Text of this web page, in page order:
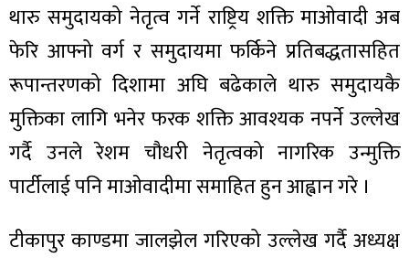
थारु समुदायको नेतृत्व गर्ने राष्ट्रिय शक्ति माओवादी अब
फेरि आफ्नो वर्ग र समुदायमा फर्किने प्रतिबद्धतासहित
रूपान्तरणको दिशामा अघि बढेकाले थारु समुदायकै
मुक्तिका लागि भनेर फरक शक्ति आवश्यक नपर्ने उल्लेख
गर्दै उनले रेशम चौधरी नेतृत्वको नागरिक उन्मुक्ति
पार्टीलाई पनि माओवादीमा समाहित हुन आह्वान गरे ।
टीकापुर काण्डमा जालझेल गरिएको उल्लेख गर्दै अध्यक्ष